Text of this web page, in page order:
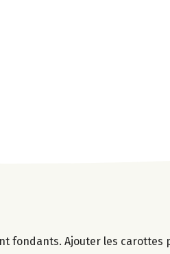
fondants. Ajouter les carottes